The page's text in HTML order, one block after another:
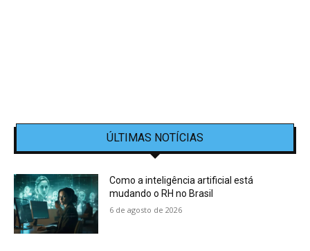
ÚLTIMAS NOTÍCIAS
Como a inteligência artificial está
mudando o RH no Brasil
6 de agosto de 2026